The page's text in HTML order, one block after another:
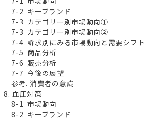
7-2. キーブランド
7-3. カテゴリー別市場動向①
7-3. カテゴリー別市場動向②
7-4. 訴求別にみる市場動向と需要シフト
7-5. 商品分析
7-6. 販売分析
7-7. 今後の展望
参考. 消費者の意識
8. 血圧対策
8-1. 市場動向
8-2. キーブランド